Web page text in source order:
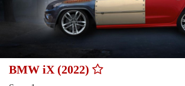
BMW iX (2022)